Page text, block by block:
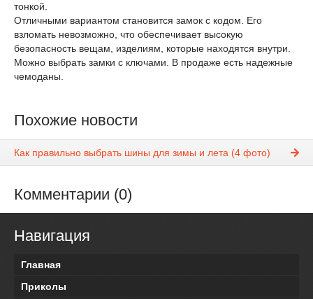
тонкой.
Отличными вариантом становится замок с кодом. Его
взломать невозможно, что обеспечивает высокую
безопасность вещам, изделиям, которые находятся внутри.
Можно выбрать замки с ключами. В продаже есть надежные
чемоданы.
Похожие новости
Как правильно выбрать шины для зимы и лета (4 фото)
Комментарии (0)
Навигация
Главная
Приколы